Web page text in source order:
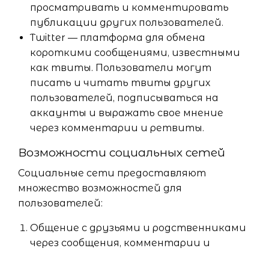
просматривать и комментировать
публикации других пользователей.
Twitter — платформа для обмена
короткими сообщениями, известными
как твиты. Пользователи могут
писать и читать твиты других
пользователей, подписываться на
аккаунты и выражать свое мнение
через комментарии и ретвиты.
Возможности социальных сетей
Социальные сети предоставляют
множество возможностей для
пользователей:
Общение с друзьями и родственниками
через сообщения, комментарии и